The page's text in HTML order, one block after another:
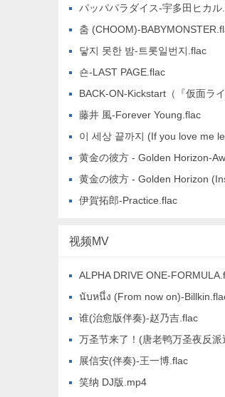
パッパパラダイス-宇多田ヒカル
춤 (CHOOM)-
닿지 못한 밤-트롯일번지.flac
숀-LAST PAGE.flac
BACK-ON-Kickstart（『仮面ライダ
藤井 風-Forever Young.flac
이 세상 끝까지 (If you love me let me know (Would You Marry Me？
黄金の彼方 - Golden Horizon-
黄金の彼方 - Golden Horizon
伊賀拓郎-Practice.flac
视频MV
ALPHA DRIVE ONE-
นับหนึ่ง (From now on)-
谁(治愈版伴奏)-赵乃吉.flac
万圣节来了！(唐老鸭万圣夜反派巡游)-Shanghai Disney
展信安(伴奏)-王一博.flac
笑纳 DJ版.mp4